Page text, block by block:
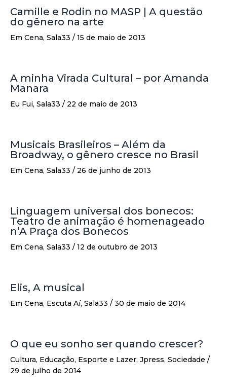
Camille e Rodin no MASP | A questão
do gênero na arte
Em Cena, Sala33 / 15 de maio de 2013
A minha Virada Cultural – por Amanda
Manara
Eu Fui, Sala33 / 22 de maio de 2013
Musicais Brasileiros – Além da
Broadway, o gênero cresce no Brasil
Em Cena, Sala33 / 26 de junho de 2013
Linguagem universal dos bonecos:
Teatro de animação é homenageado
n’A Praça dos Bonecos
Em Cena, Sala33 / 12 de outubro de 2013
Elis, A musical
Em Cena, Escuta Aí, Sala33 / 30 de maio de 2014
O que eu sonho ser quando crescer?
Cultura, Educação, Esporte e Lazer, Jpress, Sociedade /
29 de julho de 2014